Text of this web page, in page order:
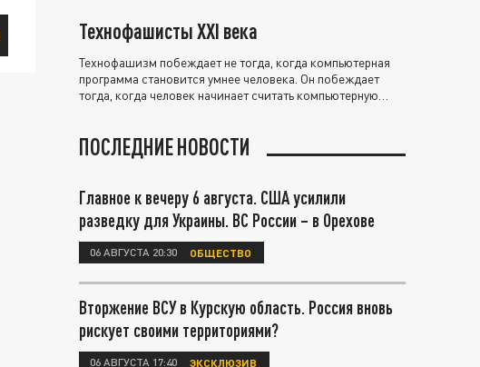
Технофашисты XXI века
Технофашизм побеждает не тогда, когда компьютерная
программа становится умнее человека. Он побеждает
тогда, когда человек начинает считать компьютерную
ПОСЛЕДНИЕ НОВОСТИ
Главное к вечеру 6 августа. США усилили
разведку для Украины. ВС России – в Орехове
06 АВГУСТА 20:30 ОБЩЕСТВО
Вторжение ВСУ в Курскую область. Россия вновь
рискует своими территориями?
06 АВГУСТА 17:40 ЭКСКЛЮЗИВ